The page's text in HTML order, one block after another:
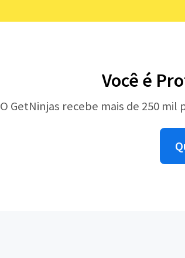
Você é
O GetNinjas recebe mais de 250